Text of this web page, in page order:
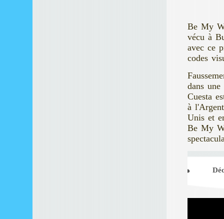
Be My
vécu à
avec ce
codes
dans
Cuesta
à
Unis et
Be My